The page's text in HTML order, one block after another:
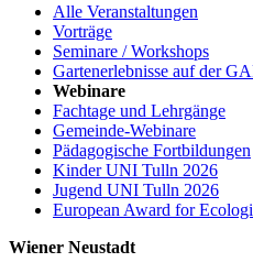
Alle Veranstaltungen
Vorträge
Seminare / Workshops
Gartenerlebnisse auf der
Webinare
Fachtage und Lehrgänge
Gemeinde-Webinare
Pädagogische Fortbildungen
Kinder UNI Tulln 2026
Jugend UNI Tulln 2026
European Award for
Wiener Neustadt